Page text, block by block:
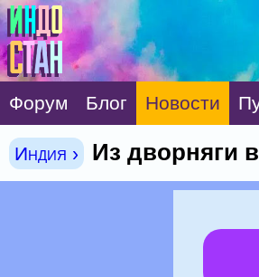
Форум Блог Новости
Индия › Из дворняги